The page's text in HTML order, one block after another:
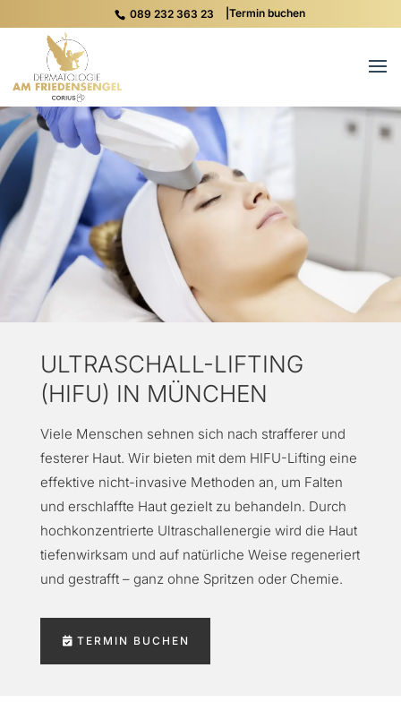
089 232 363 23 |Termin buchen
ULTRASCHALL-LIFTING
(HIFU) IN MÜNCHEN
Viele Menschen sehnen sich nach strafferer und
festerer Haut. Wir bieten mit dem HIFU-Lifting eine
effektive nicht-invasive Methoden an, um Falten
und erschlaffte Haut gezielt zu behandeln. Durch
hochkonzentrierte Ultraschallenergie wird die Haut
tiefenwirksam und auf natürliche Weise regeneriert
und gestrafft – ganz ohne Spritzen oder Chemie.
TERMIN BUCHEN